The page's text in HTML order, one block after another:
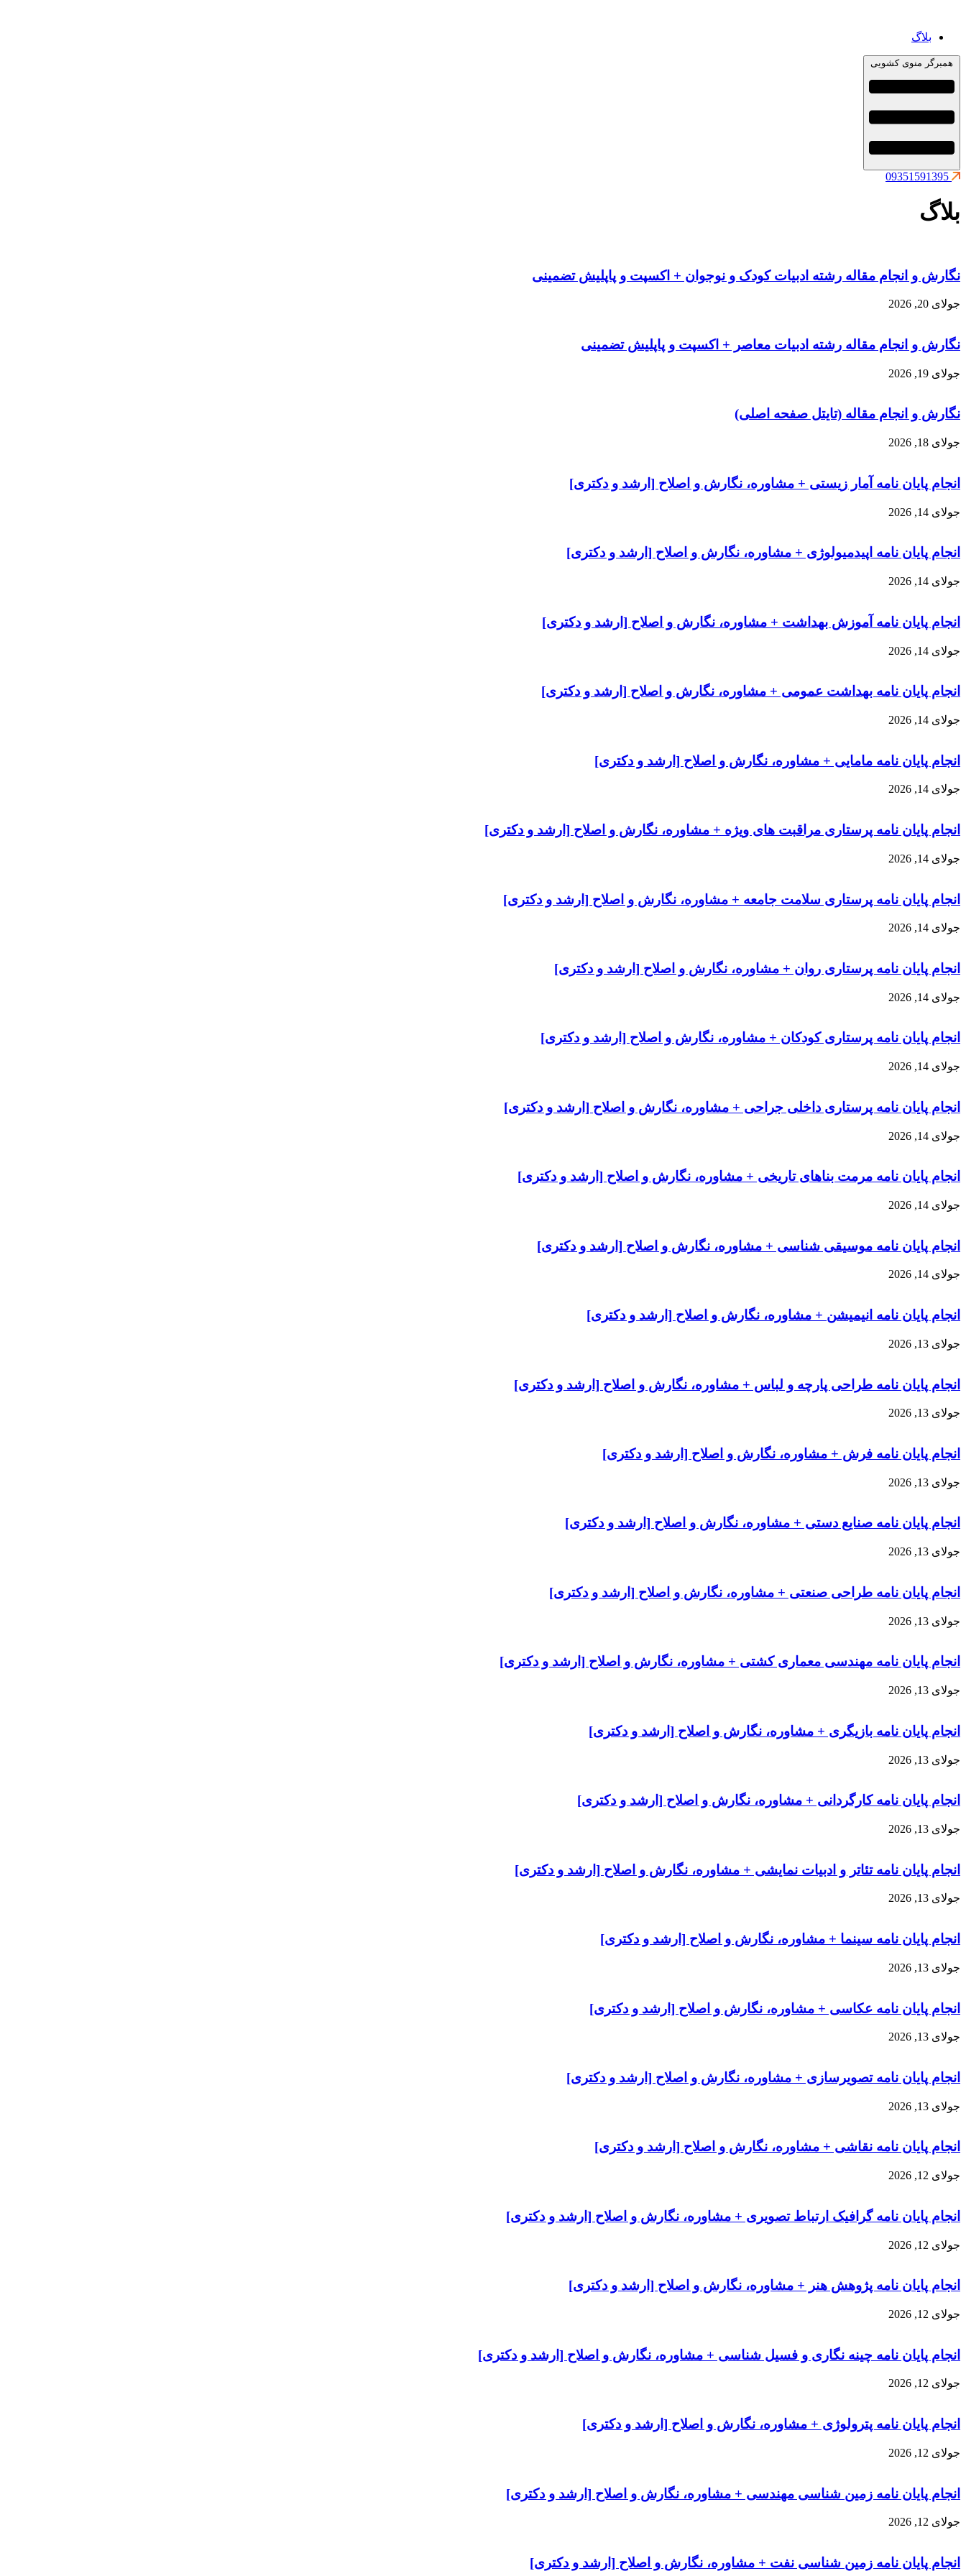
بلاگ
همبرگر منوی کشویی
09351591395
بلاگ
نگارش و انجام مقاله رشته ادبیات کودک و نوجوان + اکسپت و پاپلیش تضمینی
جولای 20, 2026
نگارش و انجام مقاله رشته ادبیات معاصر + اکسپت و پاپلیش تضمینی
جولای 19, 2026
نگارش و انجام مقاله (تایتل صفحه اصلی)
جولای 18, 2026
انجام پایان نامه آمار زیستی + مشاوره، نگارش و اصلاح [ارشد و دکتری]
جولای 14, 2026
انجام پایان نامه اپیدمیولوژی + مشاوره، نگارش و اصلاح [ارشد و دکتری]
جولای 14, 2026
انجام پایان نامه آموزش بهداشت + مشاوره، نگارش و اصلاح [ارشد و دکتری]
جولای 14, 2026
انجام پایان نامه بهداشت عمومی + مشاوره، نگارش و اصلاح [ارشد و دکتری]
جولای 14, 2026
انجام پایان نامه مامایی + مشاوره، نگارش و اصلاح [ارشد و دکتری]
جولای 14, 2026
انجام پایان نامه پرستاری مراقبت های ویژه + مشاوره، نگارش و اصلاح [ارشد و دکتری]
جولای 14, 2026
انجام پایان نامه پرستاری سلامت جامعه + مشاوره، نگارش و اصلاح [ارشد و دکتری]
جولای 14, 2026
انجام پایان نامه پرستاری روان + مشاوره، نگارش و اصلاح [ارشد و دکتری]
جولای 14, 2026
انجام پایان نامه پرستاری کودکان + مشاوره، نگارش و اصلاح [ارشد و دکتری]
جولای 14, 2026
انجام پایان نامه پرستاری داخلی جراحی + مشاوره، نگارش و اصلاح [ارشد و دکتری]
جولای 14, 2026
انجام پایان نامه مرمت بناهای تاریخی + مشاوره، نگارش و اصلاح [ارشد و دکتری]
جولای 14, 2026
انجام پایان نامه موسیقی شناسی + مشاوره، نگارش و اصلاح [ارشد و دکتری]
جولای 14, 2026
انجام پایان نامه انیمیشن + مشاوره، نگارش و اصلاح [ارشد و دکتری]
جولای 13, 2026
انجام پایان نامه طراحی پارچه و لباس + مشاوره، نگارش و اصلاح [ارشد و دکتری]
جولای 13, 2026
انجام پایان نامه فرش + مشاوره، نگارش و اصلاح [ارشد و دکتری]
جولای 13, 2026
انجام پایان نامه صنایع دستی + مشاوره، نگارش و اصلاح [ارشد و دکتری]
جولای 13, 2026
انجام پایان نامه طراحی صنعتی + مشاوره، نگارش و اصلاح [ارشد و دکتری]
جولای 13, 2026
انجام پایان نامه مهندسی معماری کشتی + مشاوره، نگارش و اصلاح [ارشد و دکتری]
جولای 13, 2026
انجام پایان نامه بازیگری + مشاوره، نگارش و اصلاح [ارشد و دکتری]
جولای 13, 2026
انجام پایان نامه کارگردانی + مشاوره، نگارش و اصلاح [ارشد و دکتری]
جولای 13, 2026
انجام پایان نامه تئاتر و ادبیات نمایشی + مشاوره، نگارش و اصلاح [ارشد و دکتری]
جولای 13, 2026
انجام پایان نامه سینما + مشاوره، نگارش و اصلاح [ارشد و دکتری]
جولای 13, 2026
انجام پایان نامه عکاسی + مشاوره، نگارش و اصلاح [ارشد و دکتری]
جولای 13, 2026
انجام پایان نامه تصویرسازی + مشاوره، نگارش و اصلاح [ارشد و دکتری]
جولای 13, 2026
انجام پایان نامه نقاشی + مشاوره، نگارش و اصلاح [ارشد و دکتری]
جولای 12, 2026
انجام پایان نامه گرافیک ارتباط تصویری + مشاوره، نگارش و اصلاح [ارشد و دکتری]
جولای 12, 2026
انجام پایان نامه پژوهش هنر + مشاوره، نگارش و اصلاح [ارشد و دکتری]
جولای 12, 2026
انجام پایان نامه چینه نگاری و فسیل شناسی + مشاوره، نگارش و اصلاح [ارشد و دکتری]
جولای 12, 2026
انجام پایان نامه پترولوژی + مشاوره، نگارش و اصلاح [ارشد و دکتری]
جولای 12, 2026
انجام پایان نامه زمین شناسی مهندسی + مشاوره، نگارش و اصلاح [ارشد و دکتری]
جولای 12, 2026
انجام پایان نامه زمین شناسی نفت + مشاوره، نگارش و اصلاح [ارشد و دکتری]